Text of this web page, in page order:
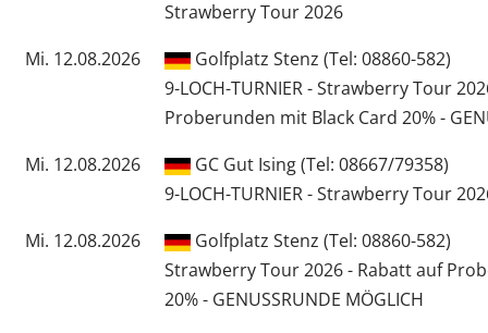
Strawberry Tour 2026
Mi. 12.08.2026
Golfplatz Stenz (Tel: 08860-582)
9-LOCH-TURNIER - Strawberry Tour
Proberunden mit Black Card 20% -
Mi. 12.08.2026
GC Gut Ising (Tel: 08667/79358)
9-LOCH-TURNIER - Strawberry Tour
Mi. 12.08.2026
Golfplatz Stenz (Tel: 08860-582)
Strawberry Tour 2026 - Rabatt auf
20% - GENUSSRUNDE MÖGLICH